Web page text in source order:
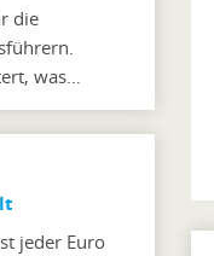
die
was…
jeder Euro